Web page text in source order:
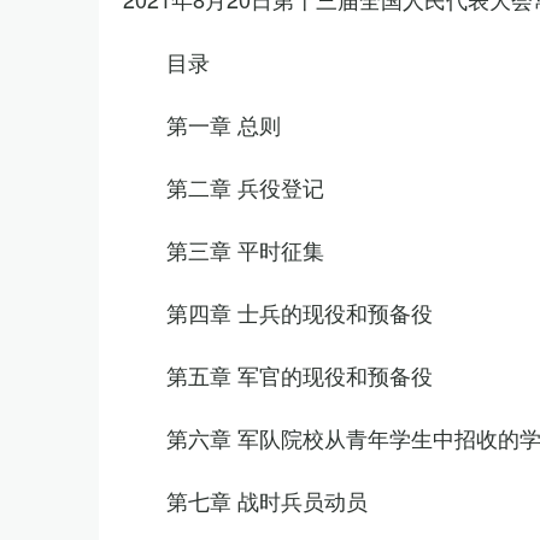
目录
第一章 总则
第二章 兵役登记
第三章 平时征集
第四章 士兵的现役和预备役
第五章 军官的现役和预备役
第六章 军队院校从青年学生中招收的
第七章 战时兵员动员